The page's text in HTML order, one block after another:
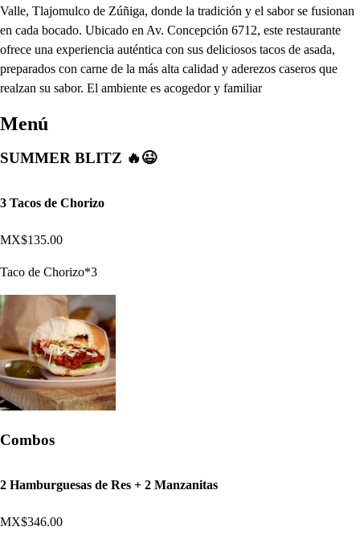
Valle, Tlajomulco de Zúñiga, donde la tradición y el sabor se fusionan
en cada bocado. Ubicado en Av. Concepción 6712, este restaurante
ofrece una experiencia auténtica con sus deliciosos tacos de asada,
preparados con carne de la más alta calidad y aderezos caseros que
realzan su sabor. El ambiente es acogedor y familiar
Menú
SUMMER BLITZ 🔥😉
3 Tacos de Chorizo
MX$135.00
Taco de Chorizo*3
Combos
2 Hamburguesas de Res + 2 Manzanitas
MX$346.00